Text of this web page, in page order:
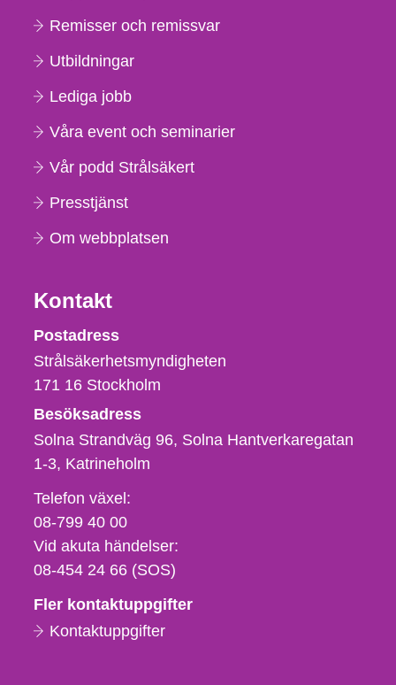
Remisser och remissvar
Utbildningar
Lediga jobb
Våra event och seminarier
Vår podd Strålsäkert
Presstjänst
Om webbplatsen
Kontakt
Strålsäkerhetsmyndigheten
Postadress
Strålsäkerhetsmyndigheten
171 16 Stockholm
Besöksadress
Solna Strandväg 96, Solna Hantverkaregatan
1-3 Katrineholm
Telefon,
fax
och
e-
Telefon växel:
08-799 40 00
Vid akuta händelser:
08-454 24 66 (SOS)
Fler kontaktuppgifter
Kontaktuppgifter